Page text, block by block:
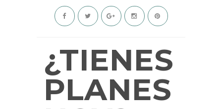
¿TIENES
PLANES